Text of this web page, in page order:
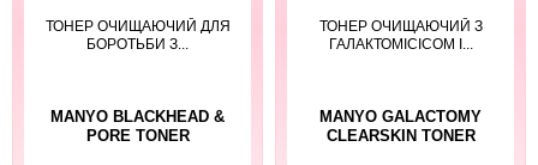
ТОНЕР ОЧИЩАЮЧИЙ ДЛЯ
БОРОТЬБИ З...
MANYO BLACKHEAD &
PORE TONER
ТОНЕР ОЧИЩАЮЧИЙ З
ГАЛАКТОМІСІСОМ І...
MANYO GALACTOMY
CLEARSKIN TONER